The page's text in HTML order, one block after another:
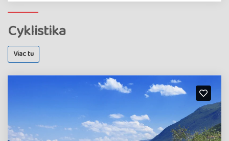
Cyklistika
Viac tu